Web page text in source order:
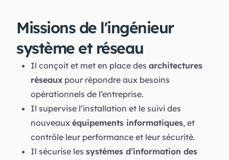
Missions de l'ingénieur
système et réseau
Il conçoit et met en place des architectures
réseauxpour répondre aux besoins
opérationnels de l’entreprise.
Il supervise l’installation et le suivi des
nouveaux équipements informatiques, et
contrôle leur performance et leur sécurité.
Il sécurise les systèmes d’information des